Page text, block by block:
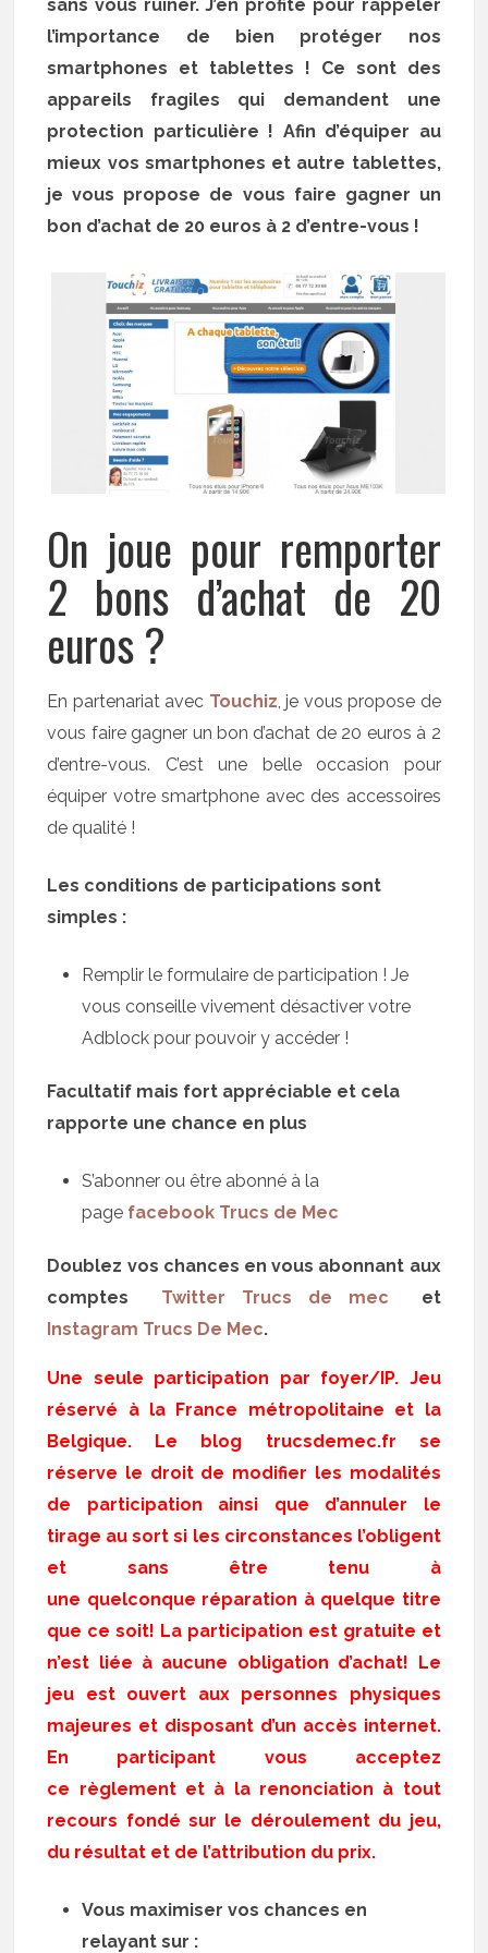
sans vous ruiner. J’en profite pour rappeler
l’importance de bien protéger nos
smartphones et tablettes ! Ce sont des
appareils fragiles qui demandent une
protection particulière ! Afin d’équiper au
mieux vos smartphones et autre tablettes,
je vous propose de vous faire gagner un
bon d’achat de 20 euros à 2 d’entre-vous !
On joue pour remporter
2 bons d’achat de 20
euros ?
En partenariat avec Touchiz , je vous propose de
vous faire gagner un bon d’achat de 20 euros à 2
d’entre-vous. C’est une belle occasion pour
équiper votre smartphone avec des accessoires
de qualité !
Les conditions de participations sont
simples :
Remplir le formulaire de participation ! Je
vous conseille vivement désactiver votre
Adblock pour pouvoir y accéder !
Facultatif mais fort appréciable et cela
rapporte une chance en plus
S’abonner ou être abonné à la
page facebook Trucs de Mec
Doublez vos chances en vous abonnant aux
comptes Twitter Trucs de mec
et
Instagram Trucs De Mec.
Une seule participation par foyer/IP. Jeu
réservé à la France métropolitaine et la
Belgique. Le blog trucsdemec.fr se
réserve le droit de modifier les modalités
de participation ainsi que d’annuler le
tirage au sort si les circonstances l’obligent
et sans être tenu à
une quelconque réparation à quelque titre
que ce soit! La participation est gratuite et
n’est liée à aucune obligation d’achat! Le
jeu est ouvert aux personnes physiques
majeures et disposant d’un accès internet.
En participant vous acceptez
ce règlement et à la renonciation à tout
recours fondé sur le déroulement du jeu,
du résultat et de l’attribution du prix.
Vous maximiser vos chances en
relayant sur :